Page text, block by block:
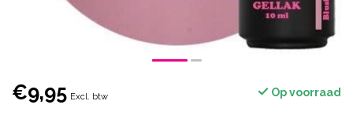
€9,95 Excl. btw Op voorraad